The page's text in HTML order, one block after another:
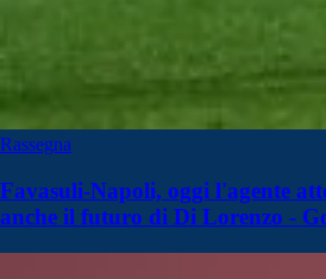
Rassegna
Favasuli-Napoli, oggi l'agente
anche il futuro di Di Lorenzo -